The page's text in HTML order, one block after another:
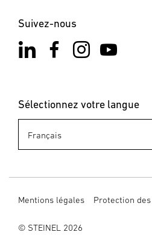
Suivez-nous
Sélectionnez votre langue
Mentions légales Protection
© STEINEL 2026